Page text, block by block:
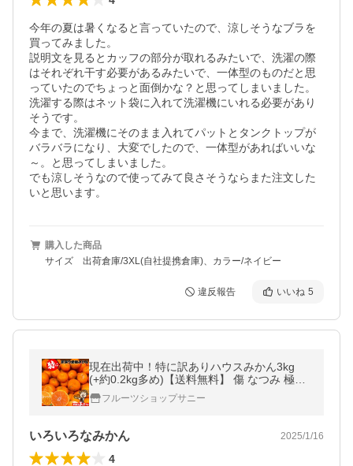
今年の夏は暑くなると言っていたので、涼しそうなブラを
買ってみました。
説明文を見るとカッフの部分が取れるみたいで、洗濯の際
はそれぞれ干す必要があるみたいで、一体型のものだと思
っていたのでちょっと面倒かな？と思ってしまいました。
洗濯する際はネット袋に入れて洗濯機にいれる必要があり
そうです。
今まで、洗濯機にそのまま入れてパットとタンクトップが
バラバラになり、大変でしたので、一体型があればいいな
～。と思ってしまいました。
でも涼しそうなので使ってみて良さそうならまた注文した
いと思います。
購入した商品
サイズ 出荷倉庫/3XL(自社提携倉庫)、カラー/ネイビー
違反報告 いいね 5
現在出荷中！特に訳ありハウスみかん3kg
(+約0.2kg多め)【送料無料】 傷 なつみ 極早
生 愛媛県産 フルーツ 美味しいみかん 果物
くだもの 温州みかん 柑橘類
フルーツショップサニー
いろいろなみかん 2025/1/16
4